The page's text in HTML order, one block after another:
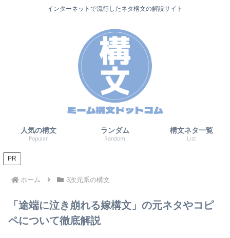
インターネットで流行したネタ構文の解説サイト
人気の構文
Popular
ランダム
Random
構文ネタ一覧
List
PR
ホーム 3次元系の構文
「途端に泣き崩れる嫁構文」の元ネタやコピ
ペについて徹底解説